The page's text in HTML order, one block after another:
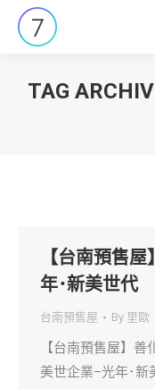
TAG
【台南預售
年･新美世代
台南預售屋 By 里歐
【台南預售屋】
美世企業–光年･新